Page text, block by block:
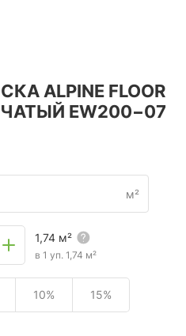
ALPINE FLOOR
EW200−07
м²
1,74 м²
в 1 уп. 1,74 м²
10% 15%